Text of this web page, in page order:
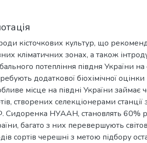
кісточкових культур, що
кліматичних зонах, а також
потепління півдня України
додаткової біохімічної
місце на півдні України займає
створених селекціонерами
Сидоренка НУААН, становлять 60%
багато з них перевершують
сортів черешні з метою підбору